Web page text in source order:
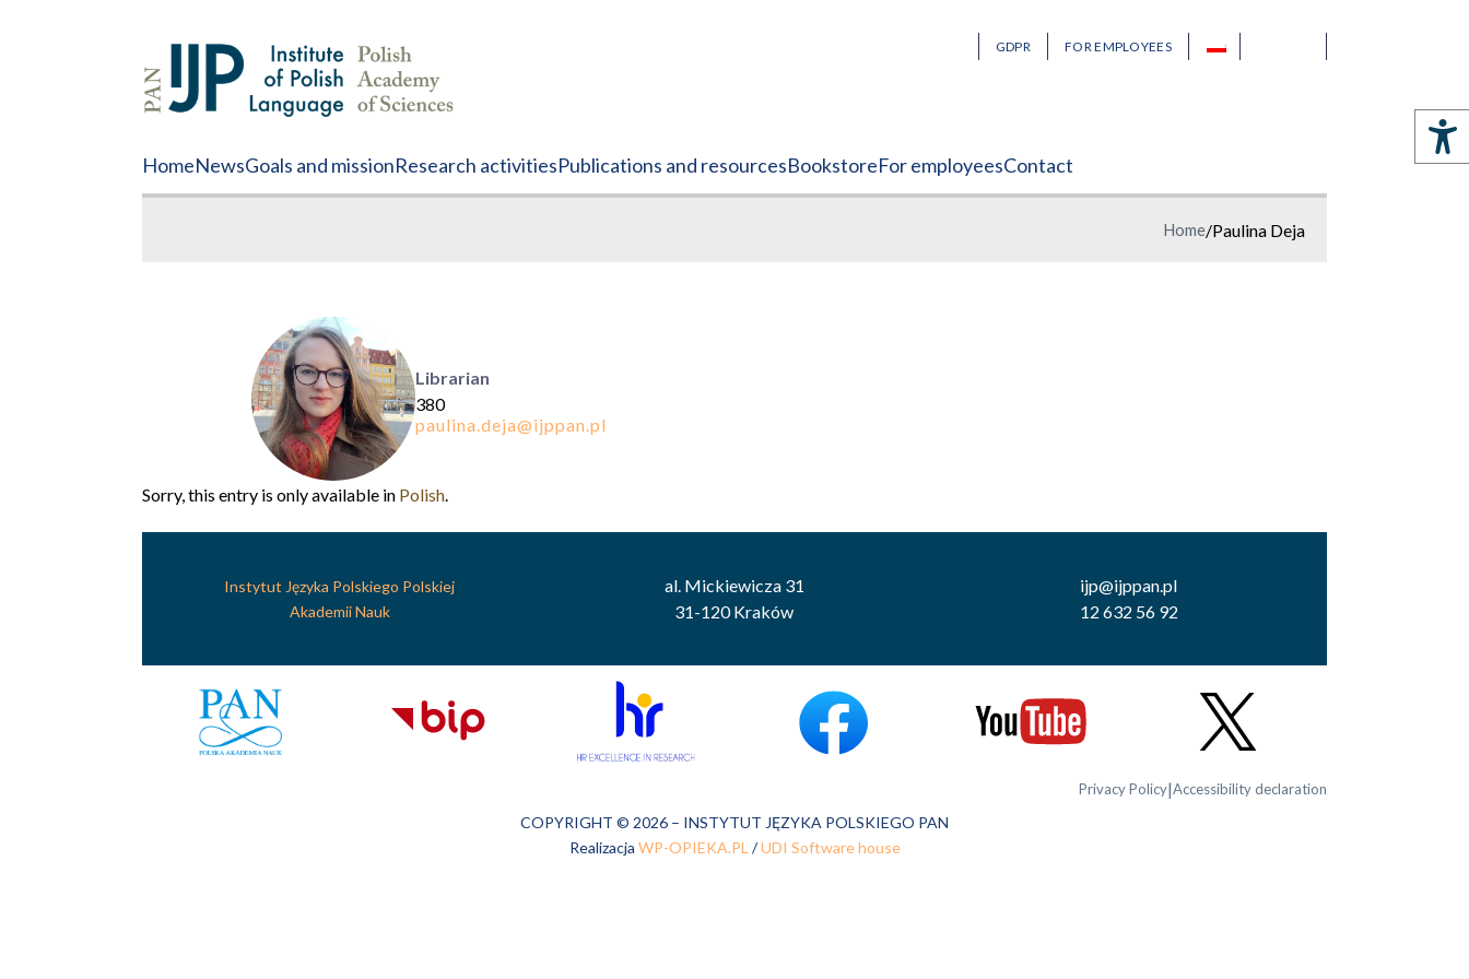
GDPR FOR EMPLOYEES
HomeNewsGoals and missionResearch activitiesPublications and resourcesBookstoreFor employeesContact
Home/Paulina Deja
Librarian
380
Sorry, this entry is only available in Polish.
Instytut Języka Polskiego Polskiej
Akademii Nauk
al. Mickiewicza 31
31-120 Kraków
ijp@ijppan.pl
12 632 56 92
Privacy Policy|Accessibility declaration
COPYRIGHT © 2026 – INSTYTUT JĘZYKA POLSKIEGO PAN
Realizacja WP-OPIEKA.PL /UDI Software house